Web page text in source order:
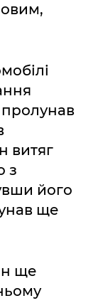
витяг
з
його
ще
ще